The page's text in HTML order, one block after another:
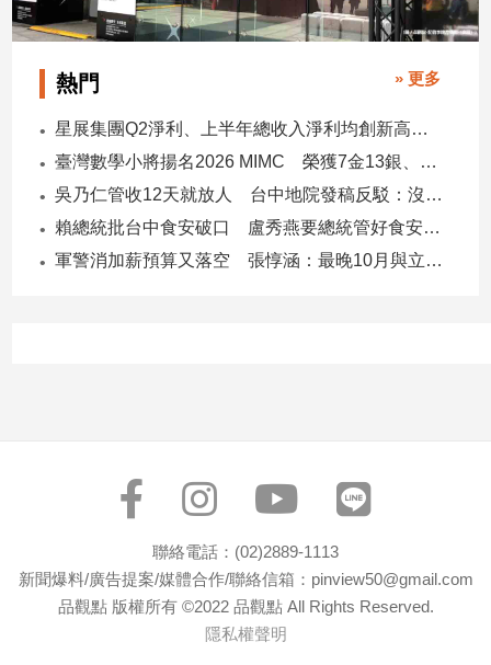
理
消
親
子/
戲
熱門 » 更多
星展集團Q2淨利、上半年總收入淨利均創新高 股東權益報酬率17.5%
臺灣數學小將揚名2026 MIMC​ 榮獲7金13銀、13銅1佳作
吳乃仁管收12天就放人 台中地院發稿反駁：沒有司法雙標
賴總統批台中食安破口 盧秀燕要總統管好食安 蔣萬安搬2014「食安即國安」打臉
軍警消加薪預算又落空 張惇涵：最晚10月與立法院溝通
聯絡電話：(02)2889-1113
新聞爆料/廣告提案/媒體合作/聯絡信箱：pinview50@gmail.com
品觀點 版權所有 ©2022 品觀點 All Rights Reserved.
隱私權聲明